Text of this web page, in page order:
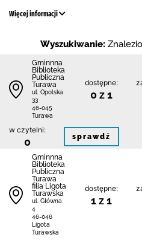
Więcej informacji
Wyszukiwanie:
Gminnna
Biblioteka
Publiczna
Turawa
ul. Opolska
33
46-045
Turawa
dostępne:
0 z 1
w czytelni:
0 sprawdź
Gminnna
Biblioteka
Publiczna
Turawa
filia Ligota
Turawska
ul. Główna
4
46-046
Ligota
Turawska
dostępne:
1 z 1